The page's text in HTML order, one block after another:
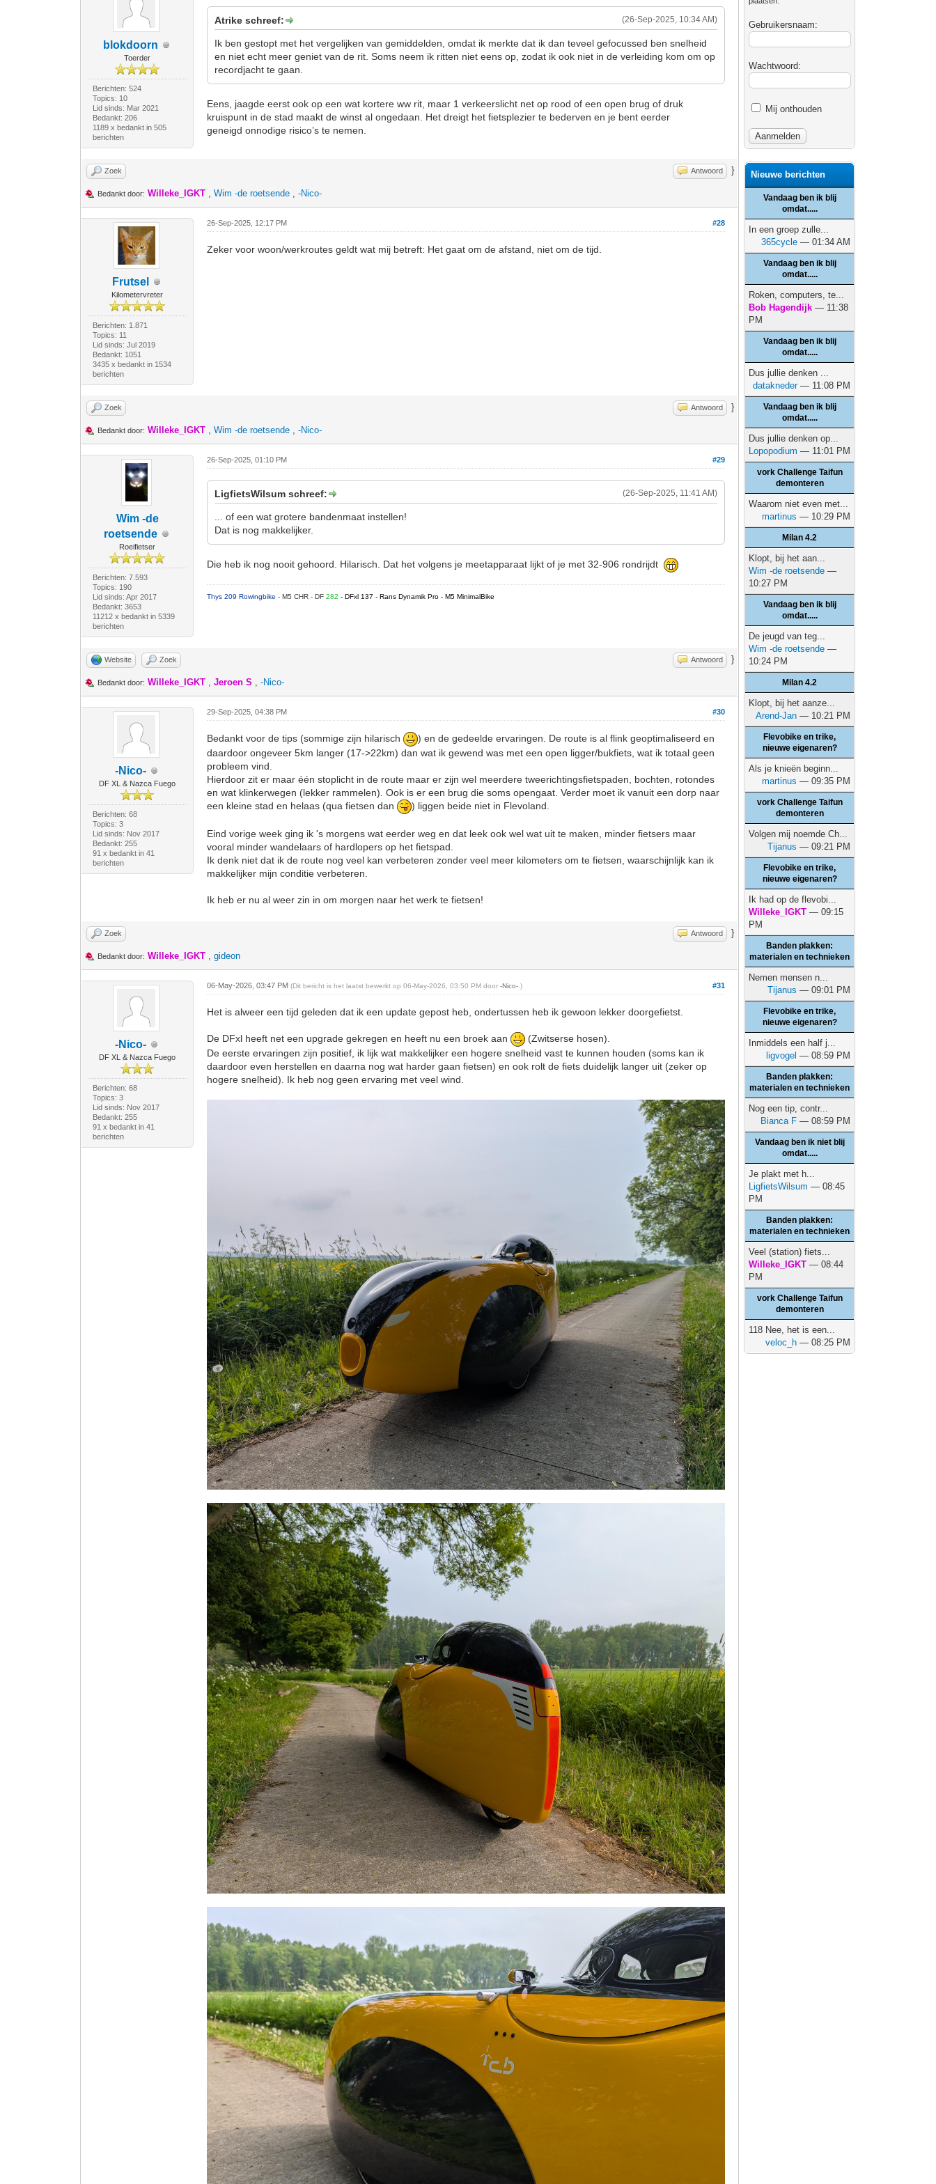
blokdoorn
Toerder
Berichten: 524
Topics: 10
Lid sinds: Mar 2021
Bedankt: 206
1189 x bedankt in 505
berichten
(26-Sep-2025, 10:34 AM)
Atrike schreef:
Ik ben gestopt met het vergelijken van gemiddelden, omdat ik merkte dat ik dan teveel gefocussed ben snelheid
en niet echt meer geniet van de rit. Soms neem ik ritten niet eens op, zodat ik ook niet in de verleiding kom om op
recordjacht te gaan.
Eens, jaagde eerst ook op een wat kortere ww rit, maar 1 verkeerslicht net op rood of een open brug of druk
kruispunt in de stad maakt de winst al ongedaan. Het dreigt het fietsplezier te bederven en je bent eerder
geneigd onnodige risico’s te nemen.
Zoek Antwoord }
Bedankt door: Willeke_IGKT ,Wim -de roetsende ,-Nico-
Frutsel
Kilometervreter
Berichten: 1.871
Topics: 11
Lid sinds: Jul 2019
Bedankt: 1051
3435 x bedankt in 1534
berichten
#28
26-Sep-2025, 12:17 PM
Zeker voor woon/werkroutes geldt wat mij betreft: Het gaat om de afstand, niet om de tijd.
Zoek Antwoord }
Bedankt door: Willeke_IGKT ,Wim -de roetsende ,-Nico-
Wim -de
roetsende
Roeifietser
Berichten: 7.593
Topics: 190
Lid sinds: Apr 2017
Bedankt: 3653
11212 x bedankt in 5339
berichten
#29
26-Sep-2025, 01:10 PM
(26-Sep-2025, 11:41 AM)
LigfietsWilsum schreef:
... of een wat grotere bandenmaat instellen!
Dat is nog makkelijker.
Die heb ik nog nooit gehoord. Hilarisch. Dat het volgens je meetapparaat lijkt of je met 32-906 rondrijdt
Thys 209 Rowingbike- M5 CHR - DF282- DFxl 137 - Rans Dynamik Pro - M5 MinimalBike
Website Zoek Antwoord }
Bedankt door: Willeke_IGKT ,Jeroen S ,-Nico-
-Nico-
DF XL & Nazca Fuego
Berichten: 68
Topics: 3
Lid sinds: Nov 2017
Bedankt: 255
91 x bedankt in 41
berichten
#30
29-Sep-2025, 04:38 PM
Bedankt voor de tips (sommige zijn hilarisch
) en de gedeelde ervaringen. De route is al flink geoptimaliseerd en
daardoor ongeveer 5km langer (17->22km) dan wat ik gewend was met een open ligger/bukfiets, wat ik totaal geen
probleem vind.
Hierdoor zit er maar één stoplicht in de route maar er zijn wel meerdere tweerichtingsfietspaden, bochten, rotondes
en wat klinkerwegen (lekker rammelen). Ook is er een brug die soms opengaat. Verder moet ik vanuit een dorp naar
een kleine stad en helaas (qua fietsen dan
) liggen beide niet in Flevoland.
Eind vorige week ging ik 's morgens wat eerder weg en dat leek ook wel wat uit te maken, minder fietsers maar
vooral minder wandelaars of hardlopers op het fietspad.
Ik denk niet dat ik de route nog veel kan verbeteren zonder veel meer kilometers om te fietsen, waarschijnlijk kan ik
makkelijker mijn conditie verbeteren.
Ik heb er nu al weer zin in om morgen naar het werk te fietsen!
Zoek Antwoord }
Bedankt door: Willeke_IGKT ,gideon
-Nico-
DF XL & Nazca Fuego
Berichten: 68
Topics: 3
Lid sinds: Nov 2017
Bedankt: 255
91 x bedankt in 41
berichten
#31
06-May-2026, 03:47 PM(Dit bericht is het laatst bewerkt op 06-May-2026, 03:50 PM door-Nico- .)
Het is alweer een tijd geleden dat ik een update gepost heb, ondertussen heb ik gewoon lekker doorgefietst.
De DFxl heeft net een upgrade gekregen en heeft nu een broek aan
(Zwitserse hosen).
De eerste ervaringen zijn positief, ik lijk wat makkelijker een hogere snelheid vast te kunnen houden (soms kan ik
daardoor even herstellen en daarna nog wat harder gaan fietsen) en ook rolt de fiets duidelijk langer uit (zeker op
hogere snelheid). Ik heb nog geen ervaring met veel wind.
Gebruikersnaam:
Wachtwoord:
Mij onthouden
Nieuwe berichten
Vandaag ben ik blij
omdat.....
In een groep zulle...
365cycle — 01:34 AM
Vandaag ben ik blij
omdat.....
Roken, computers, te...
Bob Hagendijk — 11:38
PM
Vandaag ben ik blij
omdat.....
Dus jullie denken ...
datakneder— 11:08 PM
Vandaag ben ik blij
omdat.....
Dus jullie denken op...
Lopopodium — 11:01 PM
vork Challenge Taifun
demonteren
Waarom niet even met...
martinus — 10:29 PM
Milan 4.2
Klopt, bij het aan...
Wim -de roetsende —
10:27 PM
Vandaag ben ik blij
omdat.....
De jeugd van teg...
Wim -de roetsende —
10:24 PM
Milan 4.2
Klopt, bij het aanze...
Arend-Jan — 10:21 PM
Flevobike en trike,
nieuwe eigenaren?
Als je knieën beginn...
martinus — 09:35 PM
vork Challenge Taifun
demonteren
Volgen mij noemde Ch...
Tijanus — 09:21 PM
Flevobike en trike,
nieuwe eigenaren?
Ik had op de flevobi...
Willeke_IGKT — 09:15
PM
Banden plakken:
materialen en technieken
Nemen mensen n...
Tijanus — 09:01 PM
Flevobike en trike,
nieuwe eigenaren?
Inmiddels een half j...
ligvogel — 08:59 PM
Banden plakken:
materialen en technieken
Nog een tip, contr...
Bianca F — 08:59 PM
Vandaag ben ik niet blij
omdat.....
Je plakt met h...
LigfietsWilsum — 08:45
PM
Banden plakken:
materialen en technieken
Veel (station) fiets...
Willeke_IGKT — 08:44
PM
vork Challenge Taifun
demonteren
118 Nee, het is een...
veloc_h — 08:25 PM